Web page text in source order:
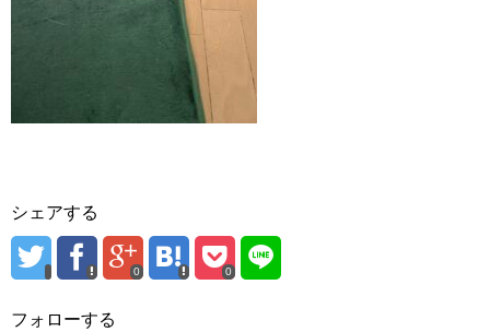
シェアする
0 0
フォローする